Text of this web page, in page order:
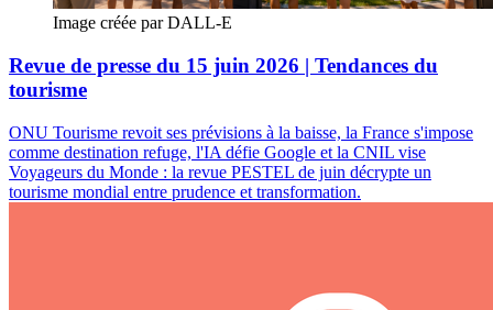
Image créée par DALL-E
Revue de presse du 15 juin 2026 | Tendances du
tourisme
ONU Tourisme revoit ses prévisions à la baisse, la France s'impose
comme destination refuge, l'IA défie Google et la CNIL vise
Voyageurs du Monde : la revue PESTEL de juin décrypte un
tourisme mondial entre prudence et transformation.